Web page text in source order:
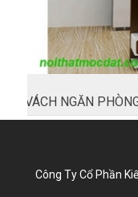
VÁCH NGĂN
Công Ty Cổ Phần